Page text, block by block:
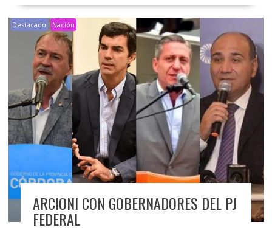
Destacado Nación
ARCIONI CON GOBERNADORES DEL PJ
FEDERAL